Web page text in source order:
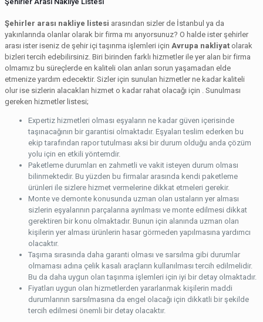
Şehirler arası nakliye listesi arasından sizler de İstanbul ya da
yakınlarında olanlar olarak bir firma mı arıyorsunuz? O halde ister şehirler
arası ister iseniz de şehir içi taşınma işlemleri için Avrupa nakliyat olarak
bizleri tercih edebilirsiniz. Biri birinden farklı hizmetler ile yer alan bir firma
olmamız bu süreçlerde en kaliteli olan anları sorun yaşamadan elde
etmenize yardım edecektir. Sizler için sunulan hizmetler ne kadar kaliteli
olur ise sizlerin alacakları hizmet o kadar rahat olacağı için . Sunulması
gereken hizmetler listesi;
Expertiz hizmetleri olması eşyaların ne kadar güven içerisinde
taşınacağının bir garantisi olmaktadır. Eşyaları teslim ederken bu
ekip tarafından rapor tutulması aksi bir durum olduğu anda çözüm
yolu için en etkili yöntemdir.
Paketleme durumları en zahmetli ve vakit isteyen durum olması
bilinmektedir. Bu yüzden bu firmalar arasında kendi paketleme
ürünleri ile sizlere hizmet vermelerine dikkat etmeleri gerekir.
Monte ve demonte konusunda uzman olan ustaların yer alması
sizlerin eşyalarının parçalarına ayrılması ve monte edilmesi dikkat
gerektiren bir konu olmaktadır. Bunun için alanında uzman olan
kişilerin yer alması ürünlerin hasar görmeden yapılmasına yardımcı
olacaktır.
Taşıma sırasında daha garanti olması ve sarsılma gibi durumlar
olmaması adına çelik kasalı araçların kullanılması tercih edilmelidir.
Bu da daha uygun olan taşınma işlemleri için iyi bir detay olmaktadır.
Fiyatları uygun olan hizmetlerden yararlanmak kişilerin maddi
durumlarının sarsılmasına da engel olacağı için dikkatli bir şekilde
tercih edilmesi önemli bir detay olacaktır.